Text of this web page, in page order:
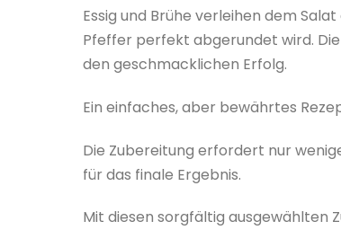
Essig und Brühe verleihen dem
Pfeffer perfekt abgerundet wird.
den geschmacklichen Erfolg.
Ein einfaches, aber bewährtes
Die Zubereitung erfordert nur
für das finale Ergebnis.
Mit diesen sorgfältig ausgewählten